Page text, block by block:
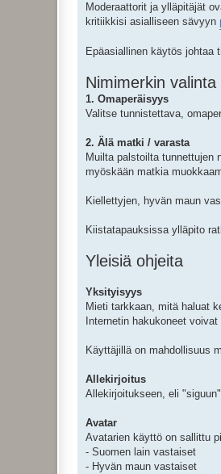
Moderaattorit ja ylläpitäjät
kritiikkisi asialliseen sävyyn
Epäasiallinen käytös johtaa
Nimimerkin valinta
1. Omaperäisyys
Valitse tunnistettava,
2. Älä matki / varasta
Muilta palstoilta tunnettujen
myöskään matkia
Kiellettyjen, hyvän maun
Kiistatapauksissa ylläpito
Yleisiä ohjeita
Yksityisyys
Mieti tarkkaan, mitä haluat
Internetin hakukoneet
Käyttäjillä on mahdollisuus
Allekirjoitus
Allekirjoitukseen, eli
Avatar
Avatarien käyttö on sallittu
- Suomen lain vastaiset
- Hyvän maun vastaiset